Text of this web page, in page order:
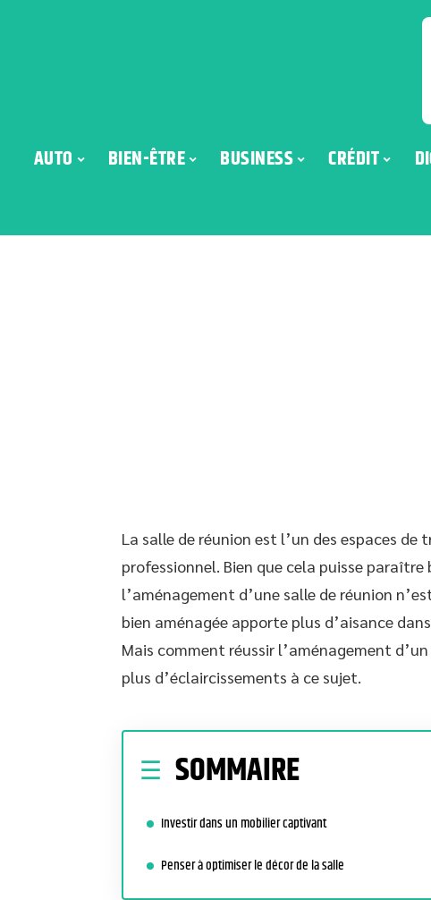
AUTO BIEN-ÊTRE BUSINESS CRÉDIT
La salle de réunion est l’un des espaces
professionnel. Bien que cela puisse
l’aménagement d’une salle de réunion
bien aménagée apporte plus d’aisance
Mais comment réussir l’aménagement
plus d’éclaircissements à ce sujet.
SOMMAIRE
Investir dans un mobilier captivant
Penser à optimiser le décor de la salle